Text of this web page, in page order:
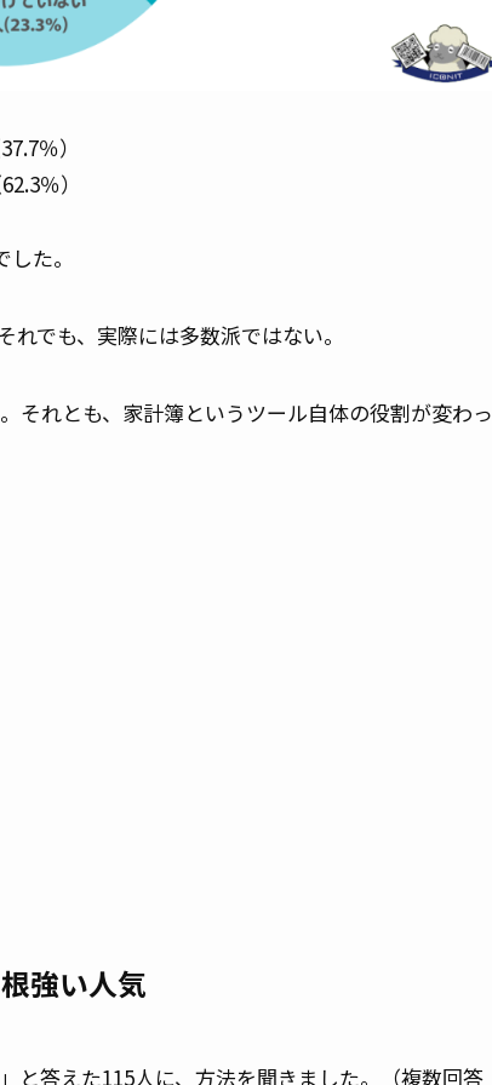
％）
％）
た。
でも、実際には多数派ではない。
それとも、家計簿というツール自体の役割が変わっ
強い人気
と答えた115人に、方法を聞きました。（複数回答